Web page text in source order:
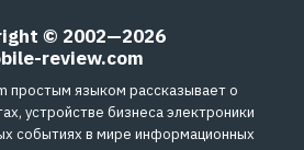
© 2002—2026
review.com
простым языком рассказывает о
устройстве бизнеса электроники
событиях в мире информационных